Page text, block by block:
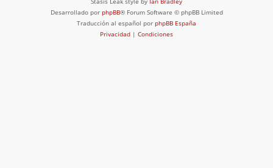
Desarrollado por phpBB® Forum Software © phpBB Limited
Traducción al español por phpBB España
Privacidad | Condiciones